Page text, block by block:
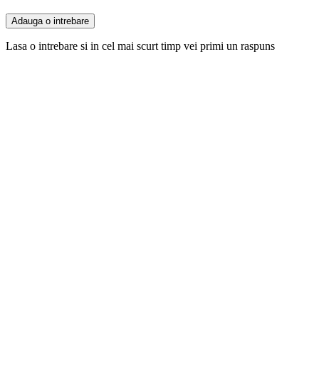
Adauga o intrebare
Lasa o intrebare si in cel mai scurt timp vei primi un raspuns